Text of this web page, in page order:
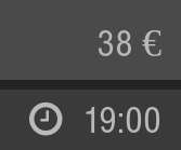
38 €
19:00